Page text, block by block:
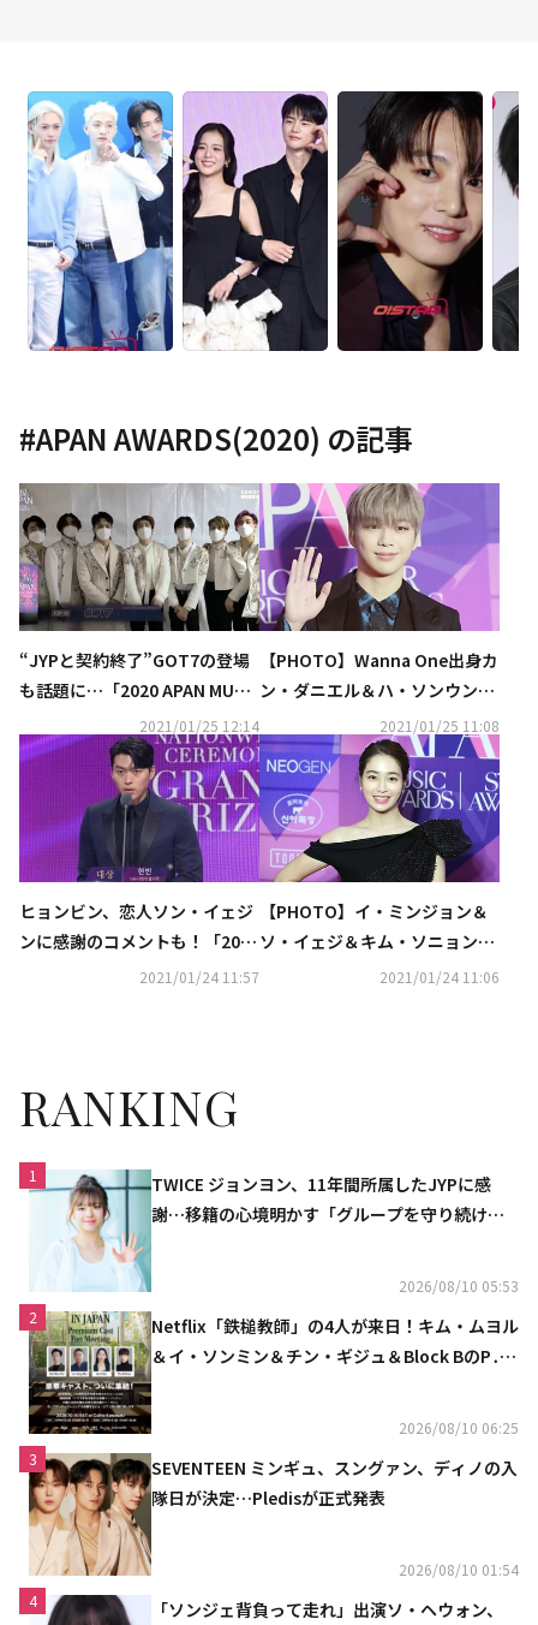
#APAN AWARDS(2020) の記事
“JYPと契約終了”GOT7の登場
も話題に…「2020 APAN MUSI
C AWARDS」今年の受賞者は？
（総合）
2021/01/25 12:14
【PHOTO】Wanna One出身カ
ン・ダニエル＆ハ・ソンウン＆
キム・ジェファンら「2020 AP
AN MUSIC AWARDS」レッドカ
ーペットに登場
2021/01/25 11:08
ヒョンビン、恋人ソン・イェジ
ンに感謝のコメントも！「2020
APAN STAR AWARDS」で大賞
2021/01/24 11:57
【PHOTO】イ・ミンジョン＆
ソ・イェジ＆キム・ソニョンら
「2020 APAN STAR AWARDS」
2021/01/24 11:06
RANKING
1
TWICE ジョンヨン、11年間所属したJYPに感
謝…移籍の心境明かす「グループを守り続け
2026/08/10 05:53
2
Netflix「鉄槌教師」の4人が来日！キム・ムヨル
＆イ・ソンミン＆チン・ギジュ＆Block BのP․
2026/08/10 06:25
3
SEVENTEEN ミンギュ、スングァン、ディノの入
隊日が決定…Pledisが正式発表
2026/08/10 01:54
4
「ソンジェ背負って走れ」出演ソ・ヘウォン、